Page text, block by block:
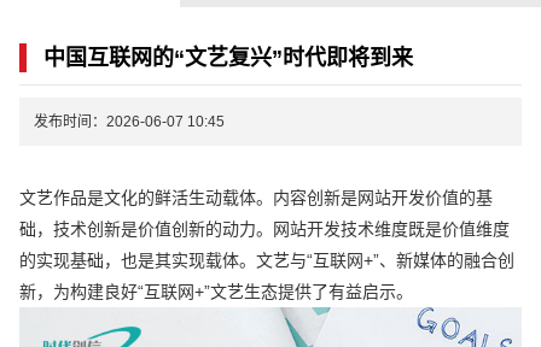
中国互联网的“文艺复兴”时代即将到来
发布时间：2026-06-07 10:45
文艺作品是文化的鲜活生动载体。内容创新是网站开发价值的基
础，技术创新是价值创新的动力。网站开发技术维度既是价值维度
的实现基础，也是其实现载体。文艺与“互联网+”、新媒体的融合创
新，为构建良好“互联网+”文艺生态提供了有益启示。